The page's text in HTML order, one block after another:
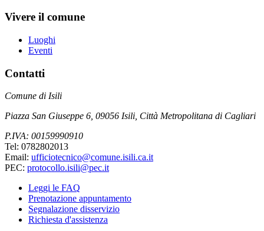
Vivere il comune
Luoghi
Eventi
Contatti
Comune di Isili
Piazza San Giuseppe 6, 09056 Isili, Città Metropolitana di Cagliari
P.IVA: 00159990910
Tel: 0782802013
Email: ufficiotecnico@comune.isili.ca.it
PEC: protocollo.isili@pec.it
Leggi le FAQ
Prenotazione appuntamento
Segnalazione disservizio
Richiesta d'assistenza